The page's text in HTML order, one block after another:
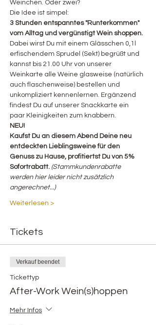
Weinchen. Oder zwei?
Die Idee ist simpel:
3 Stunden entspanntes "Runterkommen"
vom Alltag und vergünstigt Wein shoppen.
Dabei wirst Du mit einem Glässchen 0,1l
erfischendem Sprudel (Sekt) begrüßt und
kannst bis 21.00 Uhr von unserer
Weinkarte alle Weine glasweise (natürlich
auch flaschenweise) bestellen und
unkompliziert kennenlernen. Ergänzend
findest Du auf unserer Snackkarte ein
paar Kleinigkeiten zum knabbern.
NEU!
Kaufst Du an diesem Abend Deine neu
entdeckten Lieblingsweine für den
Genuss zu Hause, profitiertst Du von 5%
Sofortrabatt. (Stammkundenrabatte
werden hier leider nicht zusätzlich
angerechnet...)
Weiterlesen >
Tickets
Verkauf beendet
Tickettyp
After-Work Wein(s)hoppen
Mehr Infos